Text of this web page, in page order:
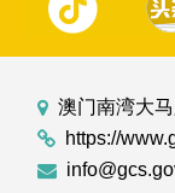
澳门南湾大
https://